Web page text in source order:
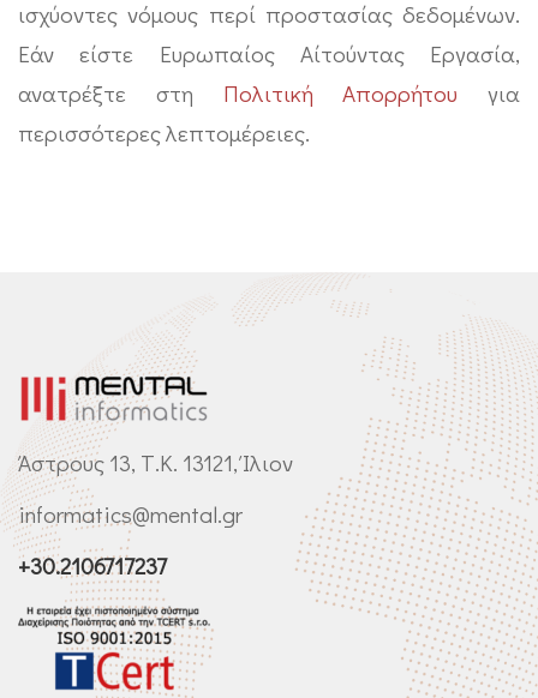
ισχύοντες νόμους περί προστασίας δεδομένων.
Εάν είστε Ευρωπαίος Αίτούντας Εργασία,
ανατρέξτε στη Πολιτική Απορρήτου για
περισσότερες λεπτομέρειες.
Άστρους 13, Τ.Κ. 13121, Ίλιον
informatics@mental.gr
+30.2106717237